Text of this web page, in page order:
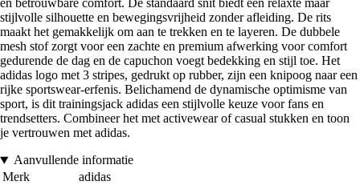
en betrouwbare comfort. De standaard snit biedt een relaxte maar
stijlvolle silhouette en bewegingsvrijheid zonder afleiding. De rits
maakt het gemakkelijk om aan te trekken en te layeren. De dubbele
mesh stof zorgt voor een zachte en premium afwerking voor comfort
gedurende de dag en de capuchon voegt bedekking en stijl toe. Het
adidas logo met 3 stripes, gedrukt op rubber, zijn een knipoog naar een
rijke sportswear-erfenis. Belichamend de dynamische optimisme van
sport, is dit trainingsjack adidas een stijlvolle keuze voor fans en
trendsetters. Combineer het met activewear of casual stukken en toon
je vertrouwen met adidas.
Aanvullende informatie
Merk
adidas